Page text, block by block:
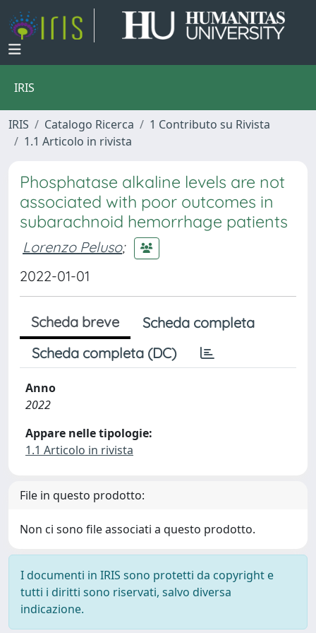
IRIS
IRIS Catalogo Ricerca
1 Contributo su Rivista
1.1 Articolo in rivista
Phosphatase alkaline levels are not
associated with poor outcomes in
subarachnoid hemorrhage patients
Lorenzo Peluso;
2022-01-01
Scheda breve
Scheda completa
Scheda completa (DC)
Anno
2022
Appare nelle tipologie:
1.1 Articolo in rivista
File in questo prodotto:
Non ci sono file associati a questo prodotto.
I documenti in IRIS sono protetti da copyright e
tutti i diritti sono riservati, salvo diversa
indicazione.